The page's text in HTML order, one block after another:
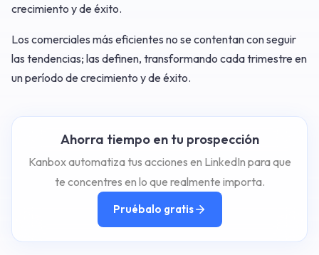
crecimiento y de éxito.
Los comerciales más eficientes no se contentan con seguir
las tendencias; las definen, transformando cada trimestre en
un período de crecimiento y de éxito.
Ahorra tiempo en tu prospección
Kanbox automatiza tus acciones en LinkedIn para que
te concentres en lo que realmente importa.
Pruébalo gratis